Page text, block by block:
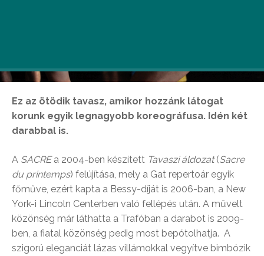
Ez az ötödik tavasz, amikor hozzánk látogat
korunk egyik legnagyobb koreográfusa. Idén két
darabbal is.
A SACREa 2004-ben készített Tavaszi áldozat(Sacre
du printemps) felújítása, mely a Gat repertoár egyik
főműve, ezért kapta a Bessy-díját is 2006-ban, a New
York-i Lincoln Centerben való fellépés után. A művelt
közönség már láthatta a Trafóban a darabot is 2009-
ben, a fiatal közönség pedig most bepótolhatja. A
szigorú eleganciát lázas villámokkal vegyítve bimbózik